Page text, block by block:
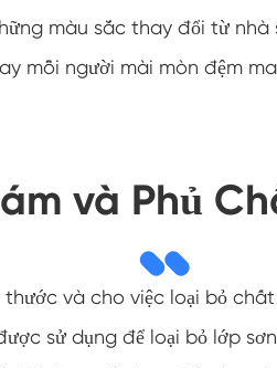
màu sắc thay đổi từ nhà
mỗi người mài mòn đệm
và Phủ
và cho việc loại bỏ
sử dụng để loại bỏ lớp